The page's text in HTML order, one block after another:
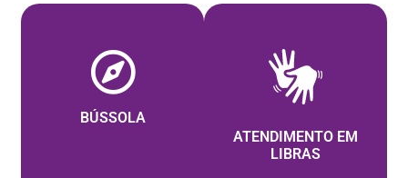
BÚSSOLA
ATENDIMENTO EM
LIBRAS